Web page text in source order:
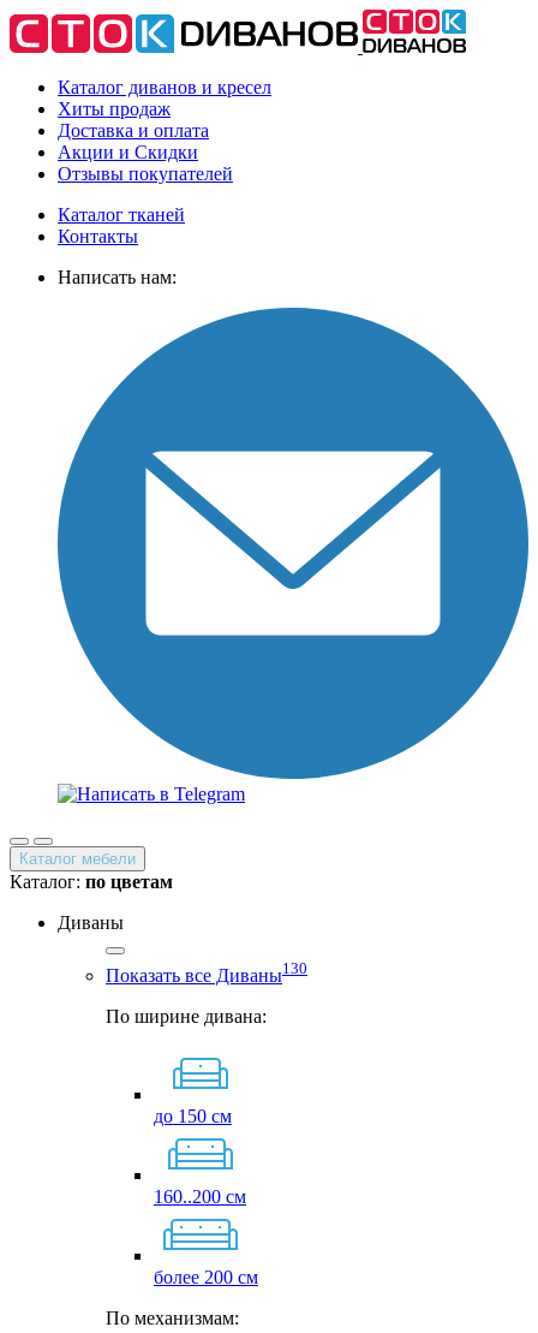
Каталог диванов и кресел
Хиты продаж
Доставка и оплата
Акции и Скидки
Отзывы покупателей
Каталог тканей
Контакты
Написать нам:
Каталог мебели
Каталог: по цветам
Диваны
Показать все Диваны130
По ширине дивана:
до 150 см
160..200 см
более 200 см
По механизмам: